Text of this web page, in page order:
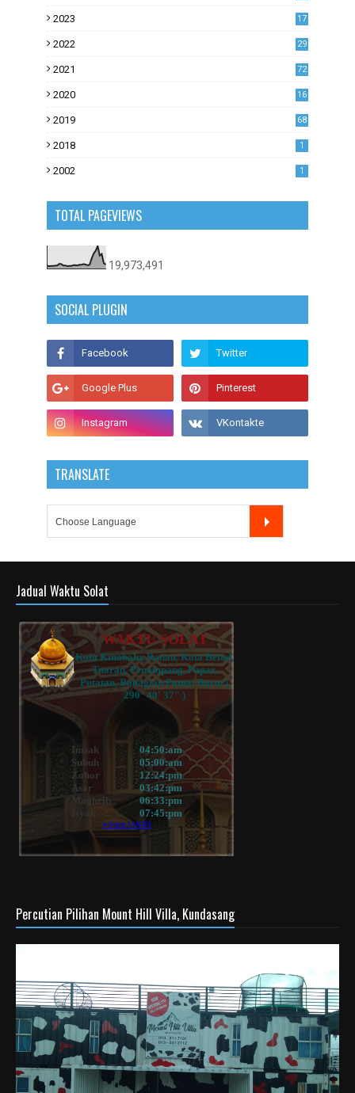
2023
17
2022
29
2021
72
2020
16
2019
68
2018 1
2002 1
TOTAL PAGEVIEWS
19,973,491
SOCIAL PLUGIN
TRANSLATE
Jadual Waktu Solat
Percutian Pilihan Mount Hill Villa, Kundasang